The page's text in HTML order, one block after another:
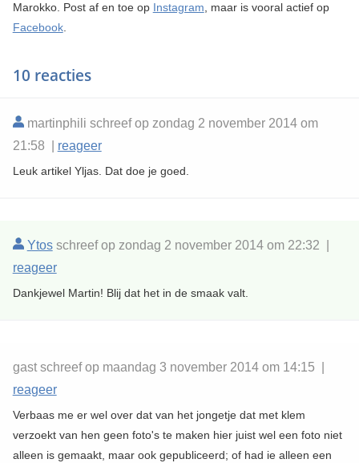
Marokko. Post af en toe op Instagram , maar is vooral actief op
Facebook.
10 reacties
martinphili schreef op zondag 2 november 2014 om
21:58 | reageer
Leuk artikel Yljas. Dat doe je goed.
Ytosschreef op zondag 2 november 2014 om 22:32 |
reageer
Dankjewel Martin! Blij dat het in de smaak valt.
gast schreef op maandag 3 november 2014 om 14:15 |
reageer
Verbaas me er wel over dat van het jongetje dat met klem
verzoekt van hen geen foto's te maken hier juist wel een foto niet
alleen is gemaakt, maar ook gepubliceerd; of had ie alleen een